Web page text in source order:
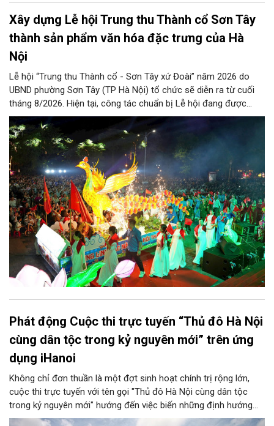
Xây dựng Lễ hội Trung thu Thành cổ Sơn Tây
thành sản phẩm văn hóa đặc trưng của Hà
Nội
Lễ hội “Trung thu Thành cổ - Sơn Tây xứ Đoài” năm 2026 do
UBND phường Sơn Tây (TP Hà Nội) tổ chức sẽ diễn ra từ cuối
tháng 8/2026. Hiện tại, công tác chuẩn bị Lễ hội đang được
chính quyền phường Sơn Tây cùng các phòng, ban, ngành, đơn
vị và 25 tổ dân phố khẩn trương triển khai, tạo khí thế sôi nổi,
sẵn sàng mang đến cho Nhân dân và du khách một mùa Trung
thu quy mô, đặc sắc và giàu bản sắc văn hóa xứ Đoài.
Phát động Cuộc thi trực tuyến “Thủ đô Hà Nội
cùng dân tộc trong kỷ nguyên mới” trên ứng
dụng iHanoi
Không chỉ đơn thuần là một đợt sinh hoạt chính trị rộng lớn,
cuộc thi trực tuyến với tên gọi "Thủ đô Hà Nội cùng dân tộc
trong kỷ nguyên mới" hướng đến việc biến những định hướng
chiến lược trong Nghị quyết số 02-NQ/TW của Bộ Chính trị